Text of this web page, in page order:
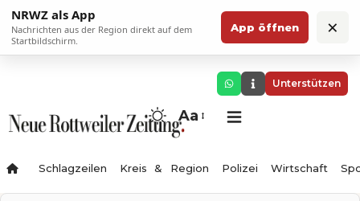
NRWZ als App
Nachrichten aus der Region direkt auf dem
Startbildschirm.
App öffnen ×
Unterstützen
Aa
Schlagzeilen Kreis & Region Polizei Wirtschaft